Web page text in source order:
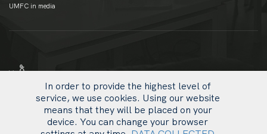
UMFC in media
In order to provide the highest level of
service, we use cookies. Using our website
means that they will be placed on your
device. You can change your browser